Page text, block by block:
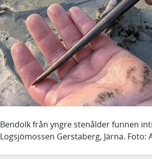
Bendolk från yngre stenålder funnen
Logsjömossen Gerstaberg, Järna. Foto: